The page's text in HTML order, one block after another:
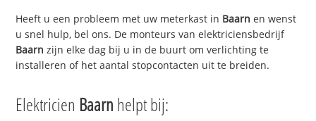
Heeft u een probleem met uw meterkast in Baarn en wenst
u snel hulp, bel ons. De monteurs van elektriciensbedrijf
Baarn zijn elke dag bij u in de buurt om verlichting te
installeren of het aantal stopcontacten uit te breiden.
Elektricien Baarn helpt bij: